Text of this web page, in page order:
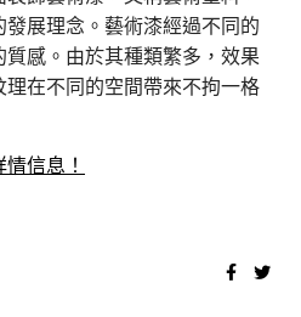
展理念。藝術漆經過不同的
感。由於其種類繁多，效果
在不同的空間帶來不拘一格
信息！